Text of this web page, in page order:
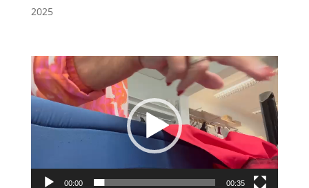
2025
Video-
Player
00:00 00:35